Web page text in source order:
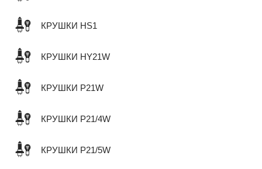
КРУШКИ HS1
КРУШКИ HY21W
КРУШКИ P21W
КРУШКИ P21/4W
КРУШКИ P21/5W